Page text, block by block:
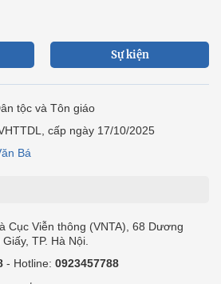
Sự kiện
tộc và Tôn giáo
cấp ngày 17/10/2025
Bá
Cục Viễn thông (VNTA), 68 Dương
TP. Hà Nội.
- Hotline: 0923457788